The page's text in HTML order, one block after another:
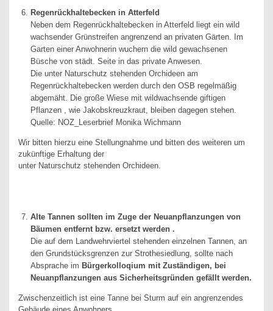
Regenrückhaltebecken in Atterfeld
Neben dem Regenrückhaltebecken in Atterfeld liegt ein wild
wachsender Grünstreifen angrenzend an privaten Gärten. Im
Garten einer Anwohnerin wuchern die wild gewachsenen
Büsche von städt. Seite in das private Anwesen.
Die unter Naturschutz stehenden Orchideen am
Regenrückhaltebecken werden durch den OSB regelmäßig
abgemäht. Die große Wiese mit wildwachsende giftigen
Pflanzen , wie Jakobskreuzkraut, bleiben dagegen stehen.
Quelle: NOZ_Leserbrief Monika Wichmann
Wir bitten hierzu eine Stellungnahme und bitten des weiteren um
zukünftige Erhaltung der
unter Naturschutz stehenden Orchideen.
Alte Tannen sollten im Zuge der Neuanpflanzungen von
Bäumen entfernt bzw. ersetzt werden .
Die auf dem Landwehrviertel stehenden einzelnen Tannen, an
den Grundstücksgrenzen zur Strothesiedlung, sollte nach
Absprache im Bürgerkolloqium mit Zuständigen, bei
Neuanpflanzungen aus Sicherheitsgründen gefällt werden.
Zwischenzeitlich ist eine Tanne bei Sturm auf ein angrenzendes